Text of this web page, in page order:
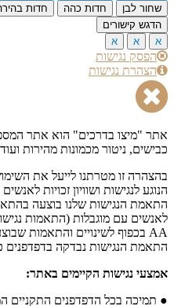
שחור לבן חדות כהה חדות
הדגש קישורים
א
א א
הפסק נגישות
הצהרת נגישות
אתר "מיצו בדרכים" הוא אתר
כבישים, ניטור מכמונות מהירות
בהצהרה זו מטרתנו לייעל את
הנוגע לנגישות ושוויון זכויות
AA בכפוף לשינויים והתאמות שבוצעו במסמך התקן הישראלי.
התאמת הנגישות נבדקה בדפדפנים
אמצעי נגישות הקיימים באתר: